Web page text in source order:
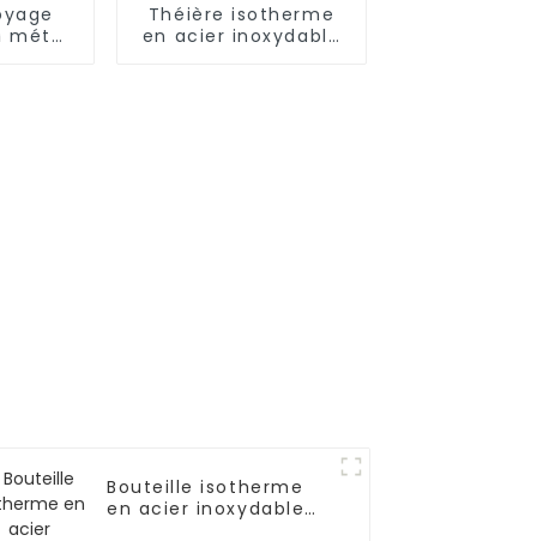
métal
Théière isotherme
en acier inoxydable
Bouteille isotherme
en acier inoxydable